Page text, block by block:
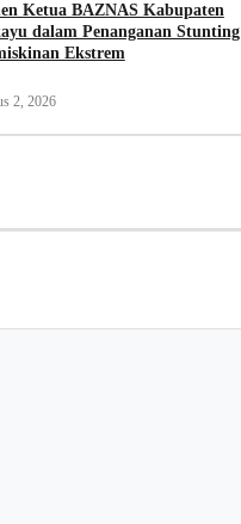
Ketua BAZNAS Kabupaten
dalam Penanganan Stunting
Ekstrem
2, 2026